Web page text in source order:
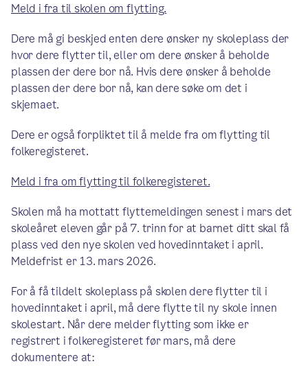
Meld i fra til skolen om flytting.
Dere må gi beskjed enten dere ønsker ny skoleplass der
hvor dere flytter til, eller om dere ønsker å beholde
plassen der dere bor nå. Hvis dere ønsker å beholde
plassen der dere bor nå, kan dere søke om det i
skjemaet.
Dere er også forpliktet til å melde fra om flytting til
folkeregisteret.
Meld i fra om flytting til folkeregisteret.
Skolen må ha mottatt flyttemeldingen senest i mars det
skoleåret eleven går på 7. trinn for at barnet ditt skal få
plass ved den nye skolen ved hovedinntaket i april.
Meldefrist er 13. mars 2026.
For å få tildelt skoleplass på skolen dere flytter til i
hovedinntaket i april, må dere flytte til ny skole innen
skolestart. Når dere melder flytting som ikke er
registrert i folkeregisteret før mars, må dere
dokumentere at: